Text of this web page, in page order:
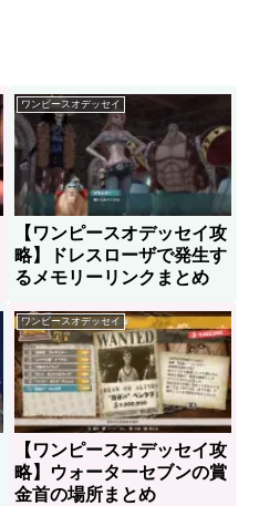
ワンピースオデッセイ
【ワンピースオデッセイ攻
略】ドレスローザで発生す
るメモリーリンクまとめ
ワンピースオデッセイ
【ワンピースオデッセイ攻
略】ウォーターセブンの賞
金首の場所まとめ